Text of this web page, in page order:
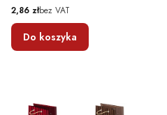
Cena
2,86 złbez VAT
Do koszyka